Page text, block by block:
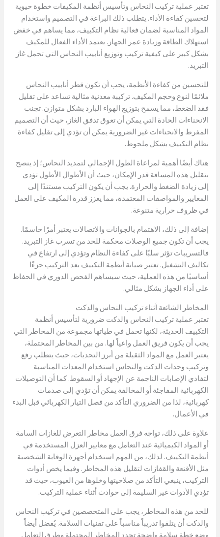
تعتبر عملية تركيب النحاس وتأسيس أنظمة المكيفات خطوة حيوية
لتحسين كفاءة الأداء. يتطلب ذلك البراعة في التصميم واستخدام
المواد المناسبة لضمان فعالية نظام التكييف، مما يساهم في خفض
استهلاك الطاقة وزيادة عمر الجهاز. يعتمد الأداء الفعال للمكيف
بشكل كبير على كيفية تركيب وتوزيع أنابيب النحاس التي تحمل غاز
التبريد.
للتحسين من كفاءة الأنظمة، يجب أن تكون قطر أنابيب النحاس
ملائمًا لنوع وحجم المكيف. تركيبة معدنية مثالية تساعد على تقليل
فقد الضغط، مما يسمح بتوزيع الهواء البارد بشكل متوازن. تجنب
الانحناءات الحادة التي يمكن أن تعوق تدفق الغاز، حيث أن التصميم
المفرط والانحناءات غير الضرورية يمكن أن تؤدي إلى تقليل كفاءة
نظام التكييف بشكل ملحوظ.
هناك أيضًا أهمية لمراعاة الطول الإجمالي لتمديد النحاس؛ إذ ينصح
بتقليل هذه المسافة قدر الإمكان، حيث أن الأطوال الأطول تؤدي
إلى زيادة الضغط والحرارة. يجب أن يكون التركيب مستندًا إلى
المعايير والمواصفات المعتمدة، مما يعزز قدرة المكيف على العمل
في ظروف حرارية متنوعة.
إضافة إلى ذلك، الاهتمام بالجوانات والاتصالات يعتبر أمرًا حاسمًا.
يجب أن تكون جميع الوصلات محكمة للحد من تسرب غاز التبريد.
فالتسريبات تؤثر سلبًا على كفاءة النظام وتؤدي إلى ارتفاع في
تكاليف التشغيل. تعتبر صيانة أنظمة التكييف بعد التركيب جزءًا
أساسيًا من هذه العملية، حيث سيساهم الفحص الدوري في الحفاظ
على أداء الجهاز بشكل مثالي.
المخاطر الشائعة أثناء تركيب النحاس والدكت
تعتبر عملية تركيب النحاس والدكت ضرورية لتأسيس أنظمة
التكييف الحديثة، لكنها تحمل في طياتها مجموعة من المخاطر التي
يجب أن يكون فريق العمل واعياً لها. من بين المخاطر المحتملة،
يعتبر العمل مع المواد الثقيلة من أبرز التحديات، حيث يتطلب رفع
وتركيب وحدات الدكت والنحاس استخدام المعدات المناسبة
لتفادي الإصابات الناجمة عن الإجهاد أو السقوط. كما أن التوصيلات
الكهربائية المفاجئة أو المخالفة يمكن أن تؤدي إلى صدمات
كهربائية، لذا من الضروري التأكد من فصل التيار الكهربائي قبل البدء
في الأعمال.
علاوة على ذلك، تواجه فرق العمل مخاطر التعرض للغازات السامة
أو المواد الكيميائية عند التعامل مع معايير العزل المستخدمة في
أنظمة التكييف. لذلك، من المهم استخدام أجهزة الوقاية الشخصية
مثل الأقنعة والقفازات لتقليل هذه المخاطر. وفيما يخص أدوات
التركيب، ينبغي التأكد من صلاحيتها وخلوها من العيوب، حيث قد
تؤدي الأدوات غير السليمة إلى حوادث أثناء عملية التركيب.
للحد من هذه المخاطر، يجب على المتخصصين في تركيب النحاس
والدكت أن يتلقوا تدريباً مناسباً على تقنيات السلامة. يُفضل أيضاً
وضع خطة سلامة واضحة تحدد المخاطر المحتملة وطرق التعامل